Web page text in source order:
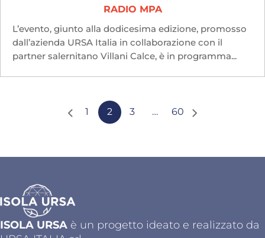
RADIO MPA
L’evento, giunto alla dodicesima edizione, promosso
dall’azienda URSA Italia in collaborazione con il
partner salernitano Villani Calce, è in programma...
1 2 3 … 60
ISOLA URSA è un progetto ideato e realizzato da